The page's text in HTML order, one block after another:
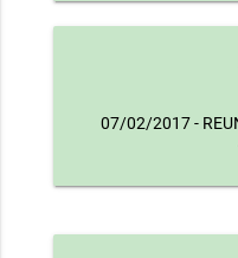
07/02/2017 -